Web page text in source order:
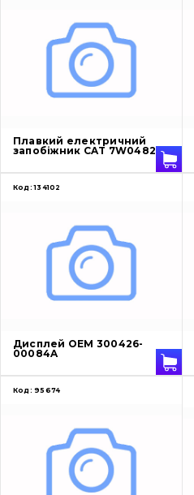
Плавкий електричний
запобіжник CAT 7W0482
Код: 134102
Дисплей OEM 300426-
00084A
Код: 95674